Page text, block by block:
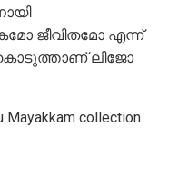
ജീവിതമോ എന്ന്
ലിജോ
Mayakkam collection